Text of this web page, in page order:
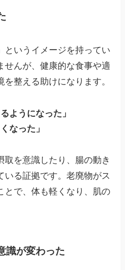
というイメージを持ってい
せんが、健康的な食事や適
整える助けになります。
ようになった」
なった」
取を意識したり、腸の動き
いる証拠です。老廃物がス
とで、体も軽くなり、肌の
識が変わった